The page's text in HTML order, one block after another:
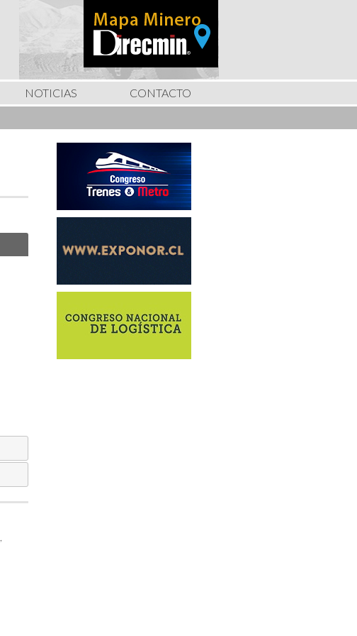
NOTICIAS CONTACTO